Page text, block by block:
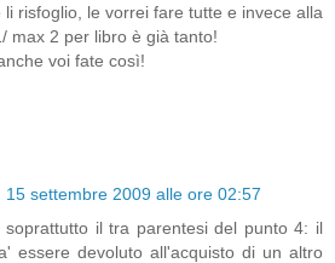
li risfoglio, le vorrei fare tutte e invece alla
max 2 per libro è già tanto!
voi fate così!
15 settembre 2009 alle ore 02:57
soprattutto il tra parentesi del punto 4: il
essere devoluto all'acquisto di un altro